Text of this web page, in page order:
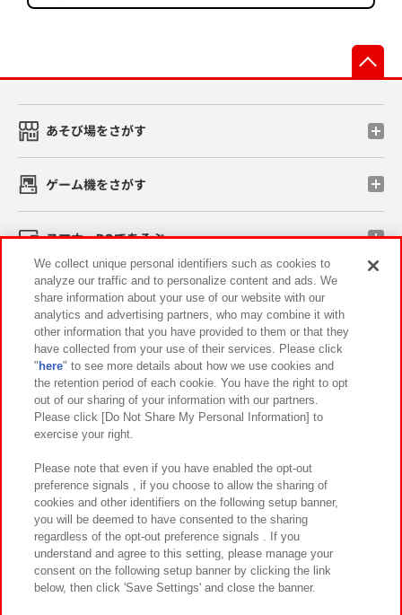
あそび場をさがす
ゲーム機をさがす
スマホ・PCであそぶ
イベント・キャンペーン
関連会社 サステナビリティ サイトポリシー
プライバシーポリシー ウェブアクセシビリティ方針と検証結果
お取引先さまとともに
カスタマーハラスメント対応方針 よくあるご質問・お問い合わせ
©Bandai Namco Amusement Inc.
We collect unique personal identifiers such as cookies to
analyze our traffic and to personalize content and ads. We
share information about your use of our website with our
analytics and advertising partners, who may combine it with
other information that you have provided to them or that they
have collected from your use of their services. Please click
" here" to see more details about how we use cookies and
the retention period of each cookie. You have the right to opt
out of our sharing of your information with our partners.
Please click [Do Not Share My Personal Information] to
exercise your right.
Please note that even if you have enabled the opt-out
preference signals , if you choose to allow the sharing of
cookies and other identifiers on the following setup banner,
you will be deemed to have consented to the sharing
regardless of the opt-out preference signals . If you
understand and agree to this setting, please manage your
consent on the following setup banner by clicking the link
below, then click 'Save Settings' and close the banner.